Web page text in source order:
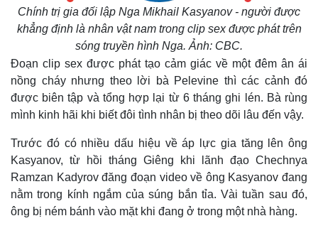
Chính trị gia đối lập Nga Mikhail Kasyanov - người được
khẳng định là nhân vật nam trong clip sex được phát trên
sóng truyền hình Nga. Ảnh: CBC.
Đoạn clip sex được phát tạo cảm giác về một đêm ân ái
nồng cháy nhưng theo lời bà Pelevine thì các cảnh đó
được biên tập và tổng hợp lại từ 6 tháng ghi lén. Bà rùng
mình kinh hãi khi biết đôi tình nhân bị theo dõi lâu đến vậy.
Trước đó có nhiều dấu hiệu về áp lực gia tăng lên ông
Kasyanov, từ hồi tháng Giêng khi lãnh đạo Chechnya
Ramzan Kadyrov đăng đoạn video về ông Kasyanov đang
nằm trong kính ngắm của súng bắn tỉa. Vài tuần sau đó,
ông bị ném bánh vào mặt khi đang ở trong một nhà hàng.